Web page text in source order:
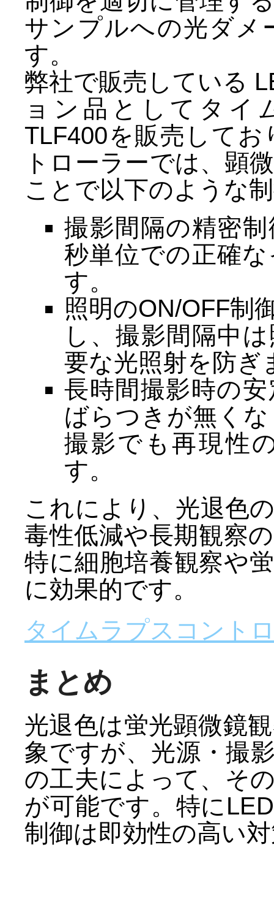
サンプルへの光ダメ
す。
弊社で販売している
ョン品としてタイ
TLF400を販売して
トローラーでは、顕
ことで以下のような
撮影間隔の精密
秒単位での正確
す。
照明のON/OFF制
し、撮影間隔中
要な光照射を防ぎ
長時間撮影時の
ばらつきが無く
撮影でも再現性
す。
これにより、光退色
毒性低減や長期観察
特に細胞培養観察や
に効果的です。
タイムラプスコント
まとめ
光退色は蛍光顕微鏡
象ですが、光源・撮
の工夫によって、そ
が可能です。特に
制御は即効性の高い